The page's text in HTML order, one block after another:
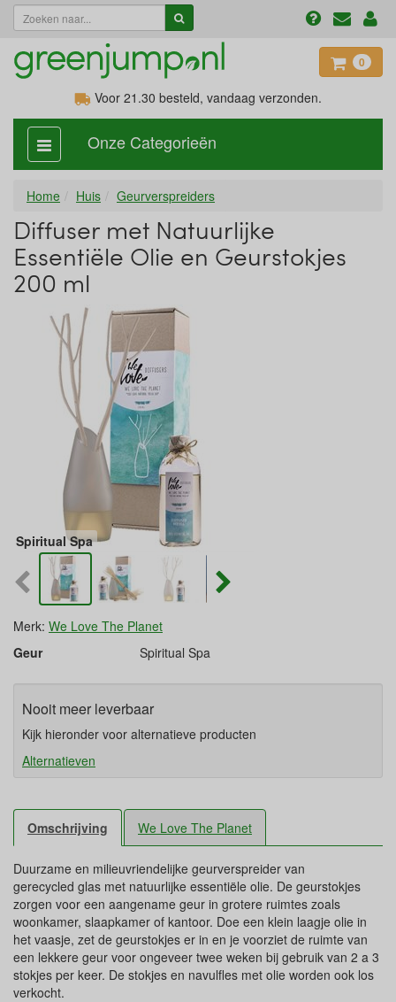
0
Voor 21.30 besteld, vandaag verzonden.
categorie
aan,
Onze Categorieën
Home Huis Geurverspreiders
Diffuser met Natuurlijke
Essentiële Olie en Geurstokjes
200 ml
Spiritual Spa
Merk: We Love The Planet
Geur
Spiritual Spa
Nooit meer leverbaar
Kijk hieronder voor alternatieve producten
Alternatieven
Omschrijving We Love The Planet
Duurzame en milieuvriendelijke geurverspreider van
gerecycled glas met natuurlijke essentiële olie. De geurstokjes
zorgen voor een aangename geur in grotere ruimtes zoals
woonkamer, slaapkamer of kantoor. Doe een klein laagje olie in
het vaasje, zet de geurstokjes er in en je voorziet de ruimte van
een lekkere geur voor ongeveer twee weken bij gebruik van 2 a 3
stokjes per keer. De stokjes en navulfles met olie worden ook los
verkocht.